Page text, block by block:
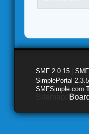
SMF 2.0.15
SimplePortal
SMFSimple.com